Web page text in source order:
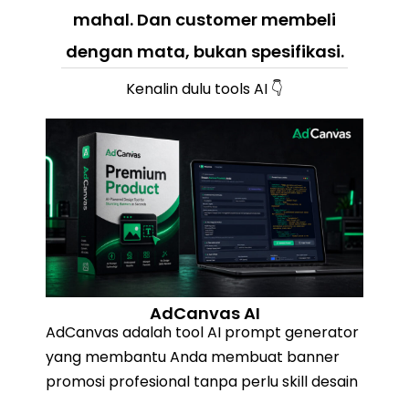
mahal. Dan customer membeli
dengan mata, bukan spesifikasi.
Kenalin dulu tools AI 👇
AdCanvas AI
AdCanvas adalah tool AI prompt generator
yang membantu Anda membuat banner
promosi profesional tanpa perlu skill desain